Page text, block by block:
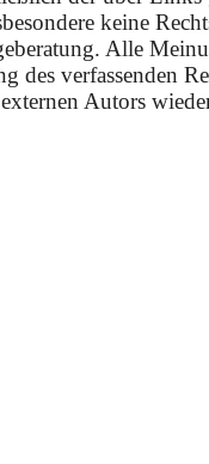
keine
Alle
des verfassenden
Autors